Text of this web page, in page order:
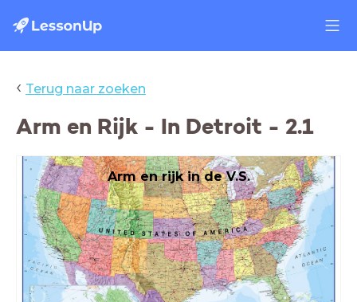
‹ Terug naar zoeken
Arm en Rijk - In Detroit - 2.1
Arm en rijk in de V.S.